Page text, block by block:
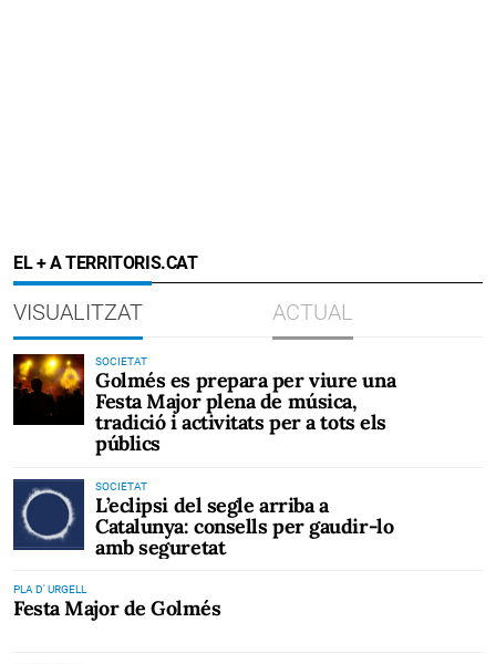
EL + A TERRITORIS.CAT
VISUALITZAT ACTUAL
SOCIETAT
Golmés es prepara per viure una
Festa Major plena de música,
tradició i activitats per a tots els
públics
SOCIETAT
L’eclipsi del segle arriba a
Catalunya: consells per gaudir-lo
amb seguretat
PLA D' URGELL
Festa Major de Golmés